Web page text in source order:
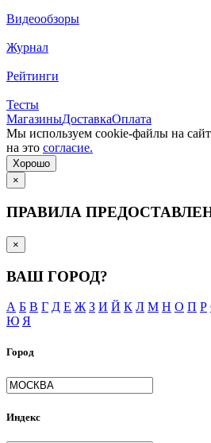
Видеообзоры
Журнал
Рейтинги
Тесты
МагазиныДоставкаОплата
Мы используем cookie-файлы на
на это согласие.
Хорошо
×
ПРАВИЛА
×
ВАШ ГОРОД?
А Б В Г Д Е Ж З И Й К Л М Н О П Р
Ю Я
Город
Индекс